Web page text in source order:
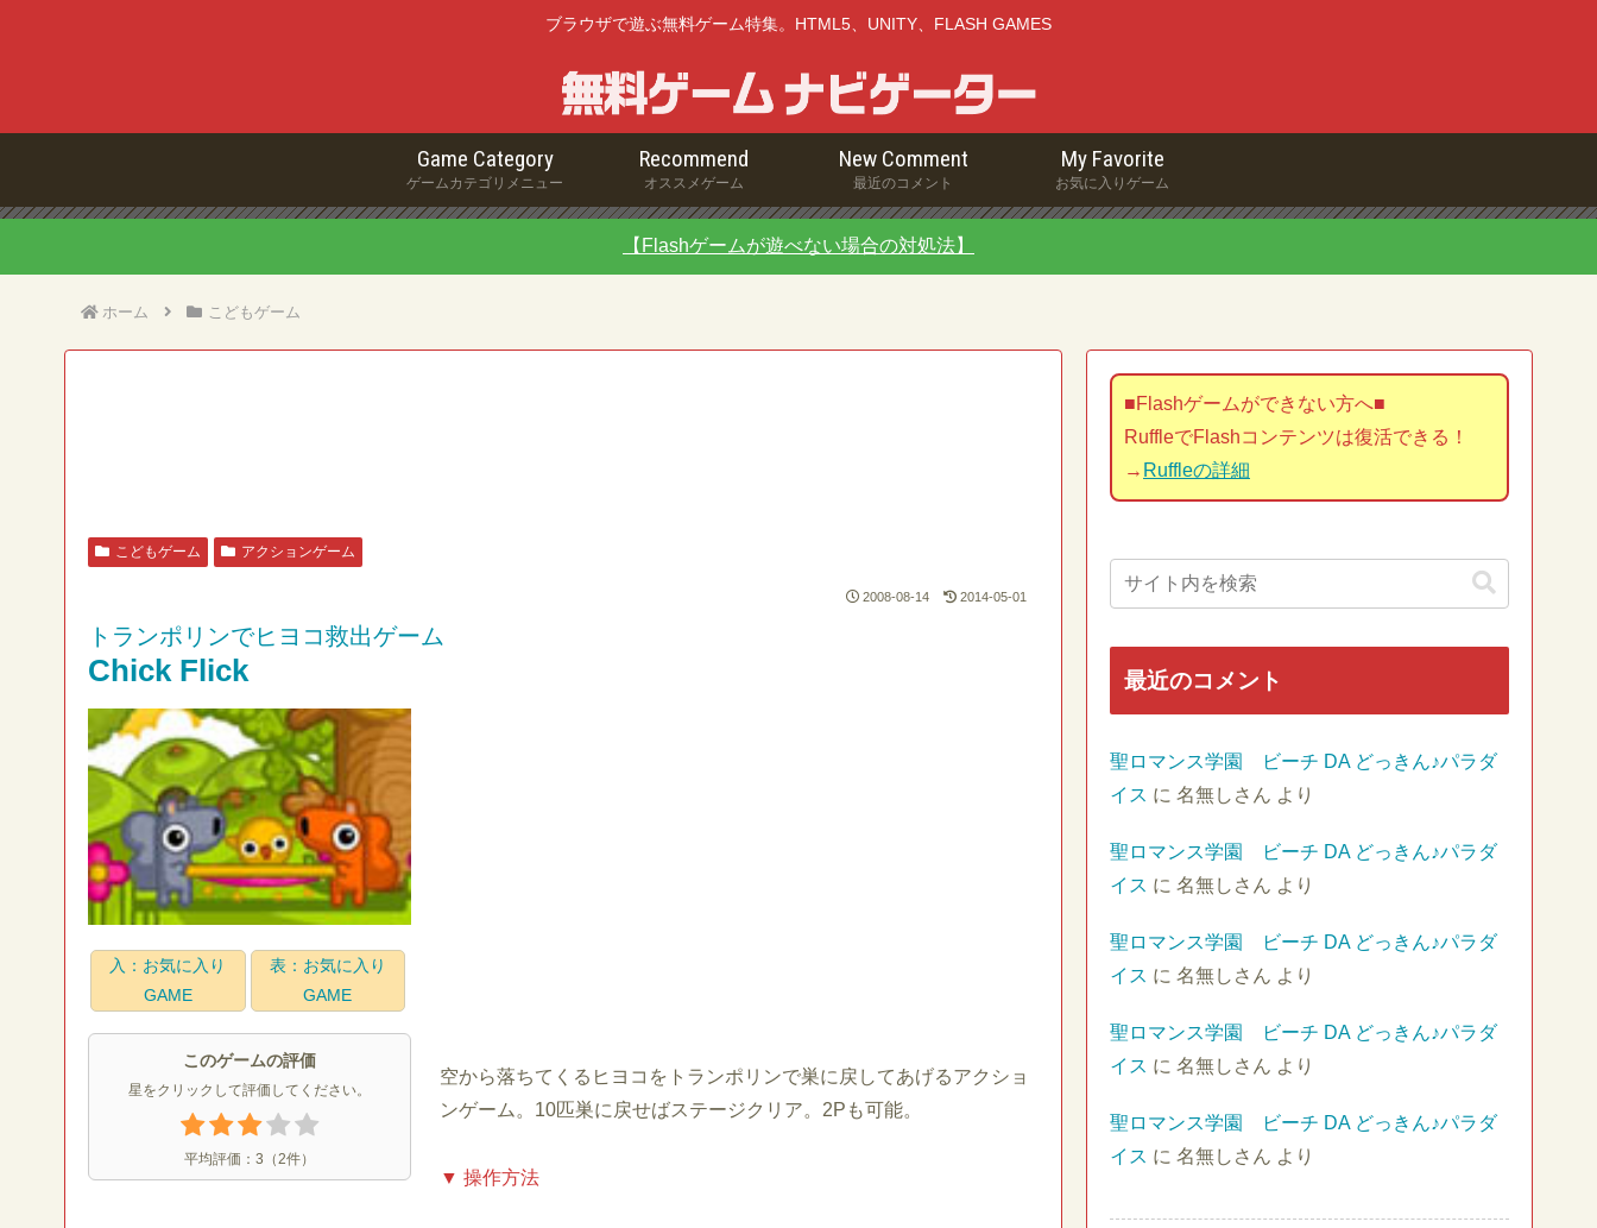
ブラウザで遊ぶ無料ゲーム特集。HTML5、UNITY、FLASH GAMES
Game Category
ゲームカテゴリメニュー
Recommend
オススメゲーム
New Comment
最近のコメント
My Favorite
お気に入りゲーム
【Flashゲームが遊べない場合の対処法】
ホーム こどもゲーム
こどもゲーム アクションゲーム
2008-08-14 2014-05-01
トランポリンでヒヨコ救出ゲーム
Chick Flick
入：お気に入り
GAME
表：お気に入り
GAME
このゲームの評価
星をクリックして評価してください。
平均評価： 3 （2件）
空から落ちてくるヒヨコをトランポリンで巣に戻してあげるアクショ
ンゲーム。10匹巣に戻せばステージクリア。2Pも可能。
▼ 操作方法
■Flashゲームができない方へ■
RuffleでFlashコンテンツは復活できる！
→ Ruffleの詳細
最近のコメント
聖ロマンス学園 ビーチ DA どっきん♪パラダ
イス に 名無しさん より
聖ロマンス学園 ビーチ DA どっきん♪パラダ
イス に 名無しさん より
聖ロマンス学園 ビーチ DA どっきん♪パラダ
イス に 名無しさん より
聖ロマンス学園 ビーチ DA どっきん♪パラダ
イス に 名無しさん より
聖ロマンス学園 ビーチ DA どっきん♪パラダ
イス に 名無しさん より